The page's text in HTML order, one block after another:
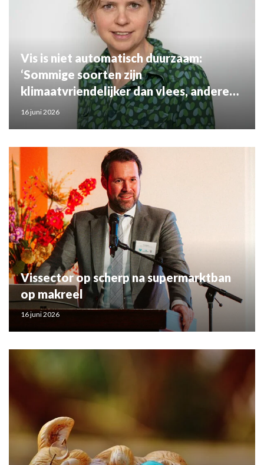
Vis is niet automatisch duurzaam:
‘Sommige soorten zijn
klimaatvriendelijker dan vlees, andere
juist niet’
16 juni 2026
Vissector op scherp na supermarktban
op makreel
16 juni 2026